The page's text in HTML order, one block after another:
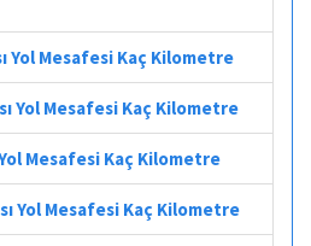
Yol Mesafesi Kaç Kilometre
Yol Mesafesi Kaç Kilometre
Mesafesi Kaç Kilometre
Yol Mesafesi Kaç Kilometre